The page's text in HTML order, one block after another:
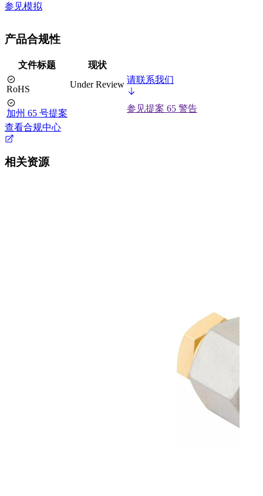
参见模拟
产品合规性
文件标题 现状
RoHS Under Review 请联系我们
加州 65 号提案
参见提案 65 警告
查看合规中心
相关资源